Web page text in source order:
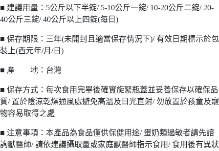
■ 建議用量：5公斤以下半錠/ 5-10公斤一錠/ 10-20公斤二錠/ 20-
40公斤三錠/ 40公斤以上四錠(每日)
■ 保存期限：三年(未開封且適當保存情況下)/ 有效日期標示於包
裝上(西元年/月/日)
■ 產 地：台灣
■ 保存方式：每次食用完畢後確實旋緊瓶蓋並妥善保存以確保品
質/ 置於陰涼乾燥通風處避免高溫及日光直射/ 勿放置於孩童及寵
物容易取得之處
■ 注意事項：本產品為食品僅供保健用途/ 蛋奶類過敏者請先諮
詢獸醫師/ 請依建議攝取量或家庭獸醫師指示食用/ 食用後有異狀